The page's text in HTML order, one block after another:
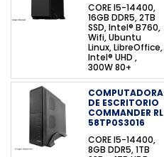
CORE I5-14400,
16GB DDR5, 2TB
SSD, Intel® B760,
Wifi, Ubuntu
Linux, LibreOffice,
Intel® UHD ,
300W 80+
COMPUTADORA
DE ESCRITORIO
COMMANDER RL
58TP0S3016
CORE I5-14400,
8GB DDR5, 1TB